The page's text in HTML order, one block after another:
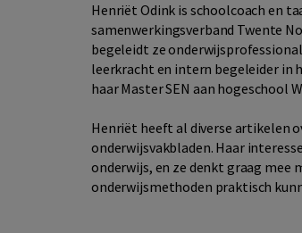
Henriët Odink is schoolcoach en
samenwerkingsverband Twente
begeleidt ze
leerkracht en intern begeleider in
haar Master SEN aan hogeschool
Henriët heeft al diverse artikelen
onderwijsvakbladen. Haar
onderwijs, en ze denkt graag mee
onderwijsmethoden praktisch